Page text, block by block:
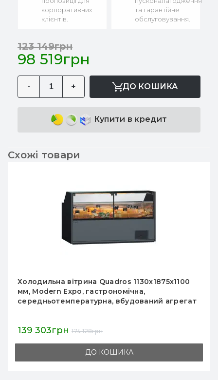
корпоративних
клієнтів.
та гарантійне
обслуговування.
98 519грн
123 149грн
- + ДО КОШИКА
Купити в кредит
Схожі товари
Холодильна вітрина Quadros 1130х1875х1100
мм, Modern Expo, гастрономічна,
середньотемпературна, вбудований агрегат
139 303грн 174 128грн
ДО КОШИКА